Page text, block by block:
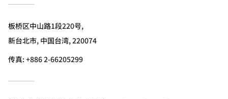
板桥区中山路1段220号,
新台北市, 中国台湾, 220074
传真:+886 2-66205299